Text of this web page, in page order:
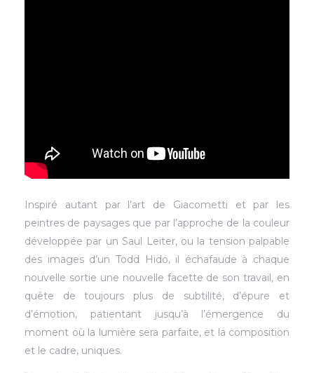
Inspiré autant par l’art de Giacometti et par les
peintres de paysages que par l’approche de la couleur
développée par un Saul Leiter, ou la tension palpable
des images d’un Todd Hido, il échafaude à chaque
nouvelle sortie une nouvelle facette de son travail, en
quête de toujours plus de subtilité, d’épure et
d’émotion, patientant jusqu’à l’émergence du
moment où la lumière sera parfaite, et la composition
et le cadre, uniques.